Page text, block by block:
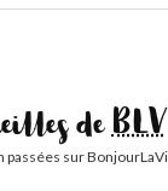
deBLV
sur